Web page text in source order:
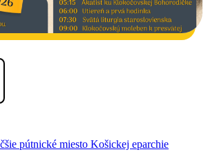
pútnické miesto Košickej eparchie